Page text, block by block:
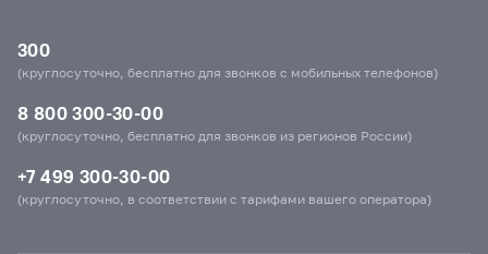
300
(круглосуточно, бесплатно для звонков с мобильных телефонов)
8 800 300-30-00
(круглосуточно, бесплатно для звонков из регионов России)
+7 499 300-30-00
(круглосуточно, в соответствии с тарифами вашего оператора)